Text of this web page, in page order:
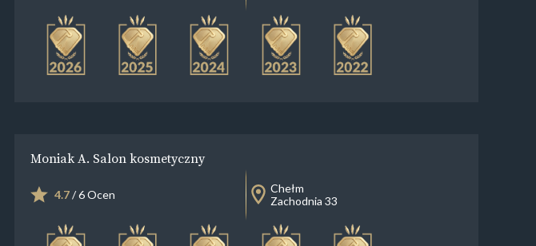
Moniak A. Salon kosmetyczny
4.7/ 6 Ocen
Chełm
Zachodnia 33